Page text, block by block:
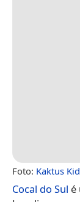
Foto: Kaktus Kid
Cocal do Sul é